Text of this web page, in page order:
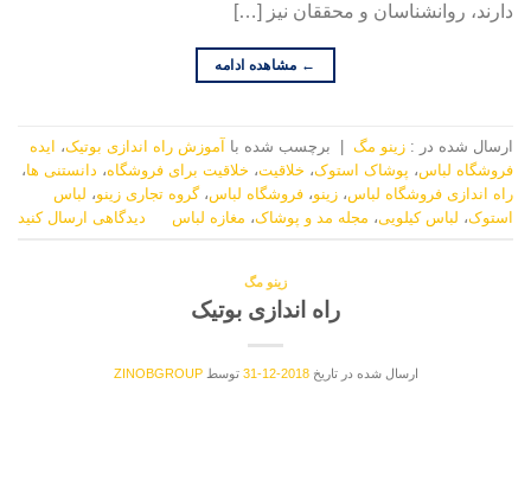
دارند، روانشناسان و محققان نیز […]
← مشاهده ادامه
ارسال شده در : زینو مگ | برچسب‌ شده با آموزش راه اندازی بوتیک، ایده
فروشگاه لباس، پوشاک استوک، خلاقیت، خلاقیت برای فروشگاه، دانستنی ها،
راه اندازی فروشگاه لباس، زینو، فروشگاه لباس،گروه تجاری زینو، لباس
استوک، لباس کیلویی، مجله مد و پوشاک، مغازه لباس دیدگاهی ارسال کنید
زینو مگ
راه اندازی بوتیک
ارسال شده در تاریخ2018-12-31 توسطZINOBGROUP